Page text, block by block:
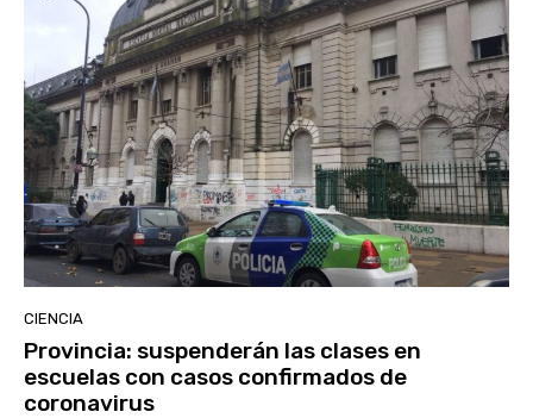
CIENCIA
Provincia: suspenderán las clases en
escuelas con casos confirmados de
coronavirus